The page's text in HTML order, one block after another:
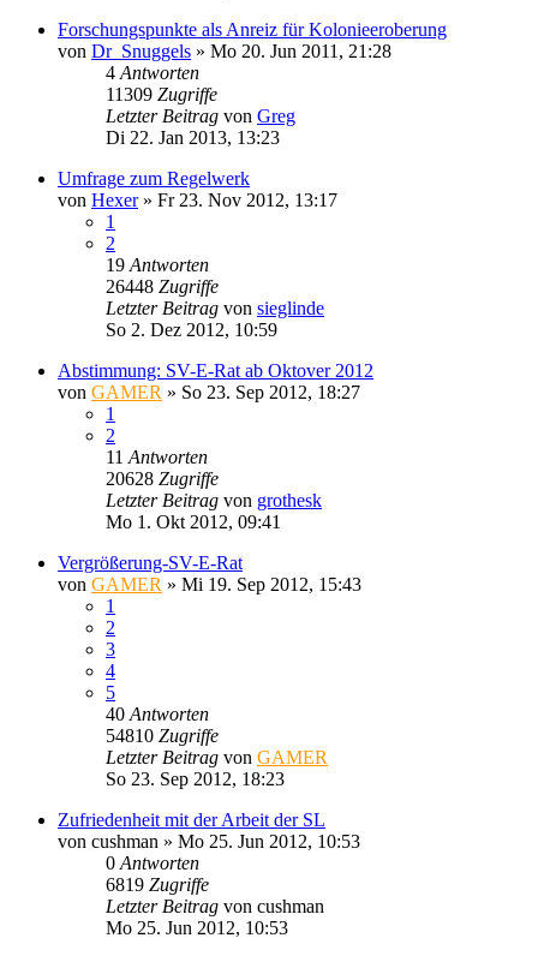
Forschungspunkte als Anreiz für Kolonieeroberung
von Dr_Snuggels » Mo 20. Jun 2011, 21:28
4 Antworten
11309 Zugriffe
Letzter Beitrag von Greg
Di 22. Jan 2013, 13:23
Umfrage zum Regelwerk
von Hexer» Fr 23. Nov 2012, 13:17
1
2
19 Antworten
26448 Zugriffe
Letzter Beitrag von sieglinde
So 2. Dez 2012, 10:59
Abstimmung: SV-E-Rat ab Oktover 2012
von GAMER » So 23. Sep 2012, 18:27
1
2
11 Antworten
20628 Zugriffe
Letzter Beitrag von grothesk
Mo 1. Okt 2012, 09:41
Vergrößerung-SV-E-Rat
von GAMER » Mi 19. Sep 2012, 15:43
1
2
3
4
5
40 Antworten
54810 Zugriffe
Letzter Beitrag von GAMER
So 23. Sep 2012, 18:23
Zufriedenheit mit der Arbeit der SL
von cushman » Mo 25. Jun 2012, 10:53
0 Antworten
6819 Zugriffe
Letzter Beitrag von cushman
Mo 25. Jun 2012, 10:53